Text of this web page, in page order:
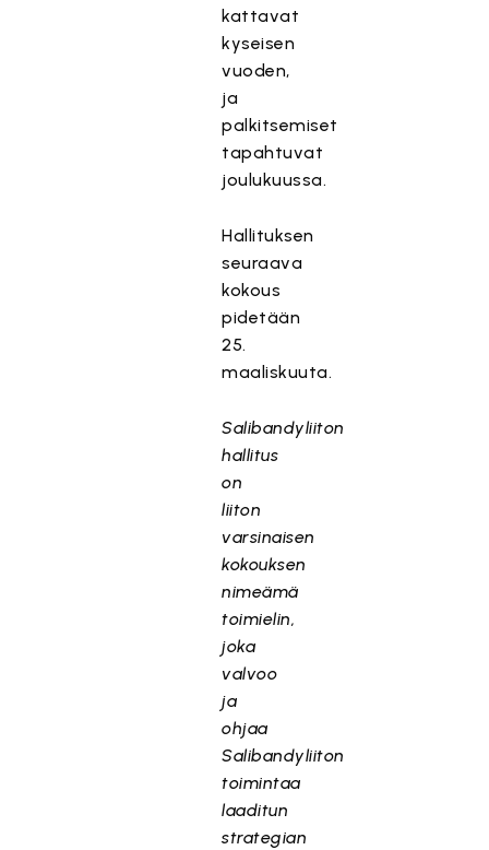
kattavat
kyseisen
vuoden,
ja
palkitsemiset
tapahtuvat
joulukuussa.
Hallituksen
seuraava
kokous
pidetään
25.
maaliskuuta.
Salibandyliiton
hallitus
on
liiton
varsinaisen
kokouksen
nimeämä
toimielin,
joka
valvoo
ja
ohjaa
Salibandyliiton
toimintaa
laaditun
strategian